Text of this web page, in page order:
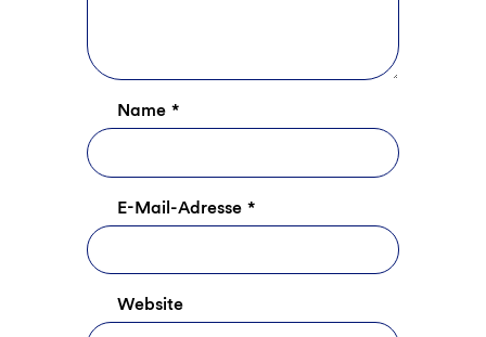
Name *
E-Mail-Adresse *
Website